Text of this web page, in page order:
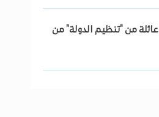
العراق يعيد إلى أراضيه 160 عائلة من "تنظيم الدولة" من